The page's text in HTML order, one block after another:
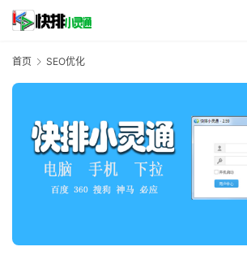
首页 SEO优化